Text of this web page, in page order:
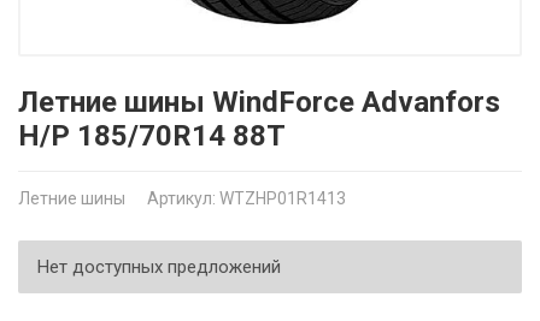
Летние шины WindForce Advanfors
H/P 185/70R14 88T
Летние шины Артикул: WTZHP01R1413
Нет доступных предложений